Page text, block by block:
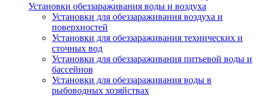
Установки обеззараживания воды и воздуха
Установки для обеззараживания воздуха и
поверхностей
Установки для обеззараживания технических и
сточных вод
Установки для обеззараживания питьевой воды и
бассейнов
Установки для обеззараживания воды в
рыбоводных хозяйствах